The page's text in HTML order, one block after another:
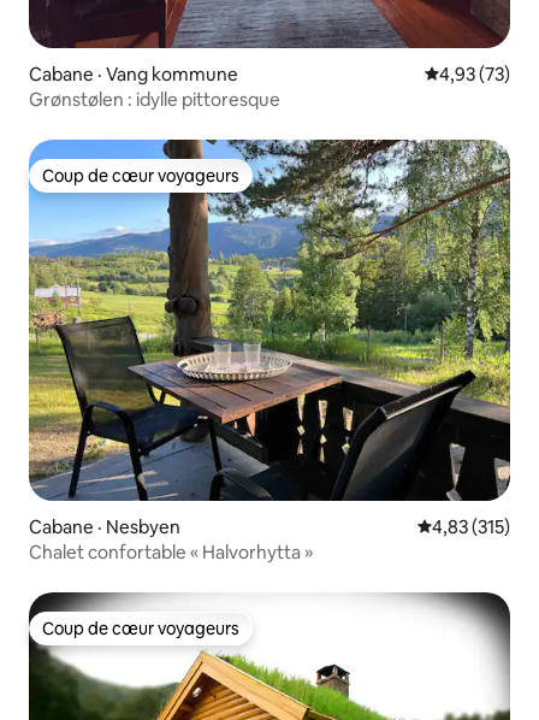
Cabane · Vang kommune Note
4,93 (73)
Grønstølen : idylle pittoresque
Coup de cœur voyageurs
Coup de cœur voyageurs
Cabane · Nesbyen Note
4,83 (315)
Chalet confortable « Halvorhytta »
Coup de cœur voyageurs
Coup de cœur voyageurs